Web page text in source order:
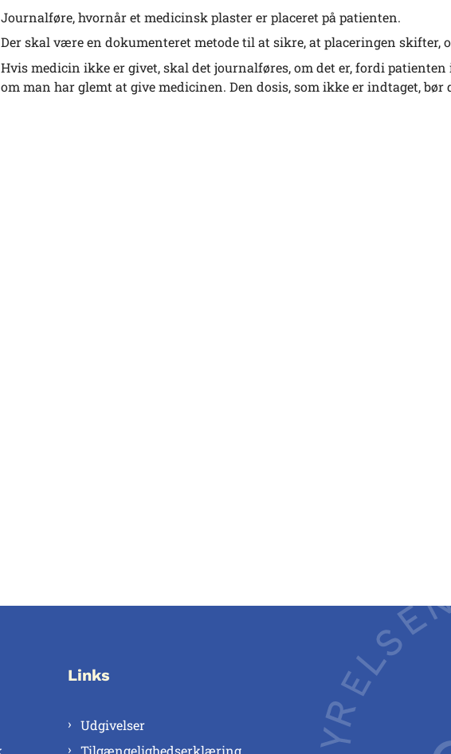
Journalføre, hvornår et medicinsk plaster er placeret på patienten.
Der skal være en dokumenteret metode til at sikre, at placeringen skifter,
Hvis medicin ikke er givet, skal det journalføres, om det er, fordi
om man har glemt at give medicinen. Den dosis, som ikke er indtaget, bør
Links
Udgivelser
Tilgængelighedserklæring